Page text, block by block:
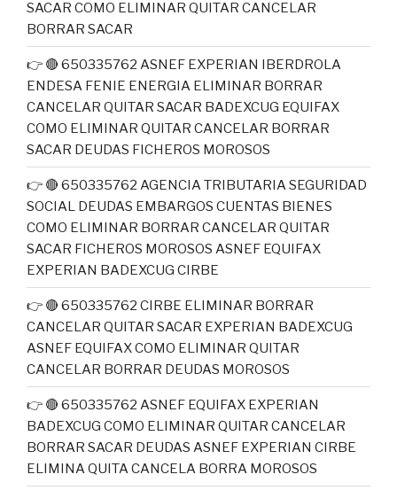
SACAR COMO ELIMINAR QUITAR CANCELAR
BORRAR SACAR
👉 🔴 650335762 ASNEF EXPERIAN IBERDROLA
ENDESA FENIE ENERGIA ELIMINAR BORRAR
CANCELAR QUITAR SACAR BADEXCUG EQUIFAX
COMO ELIMINAR QUITAR CANCELAR BORRAR
SACAR DEUDAS FICHEROS MOROSOS
👉 🔴 650335762 AGENCIA TRIBUTARIA SEGURIDAD
SOCIAL DEUDAS EMBARGOS CUENTAS BIENES
COMO ELIMINAR BORRAR CANCELAR QUITAR
SACAR FICHEROS MOROSOS ASNEF EQUIFAX
EXPERIAN BADEXCUG CIRBE
👉 🔴 650335762 CIRBE ELIMINAR BORRAR
CANCELAR QUITAR SACAR EXPERIAN BADEXCUG
ASNEF EQUIFAX COMO ELIMINAR QUITAR
CANCELAR BORRAR DEUDAS MOROSOS
👉 🔴 650335762 ASNEF EQUIFAX EXPERIAN
BADEXCUG COMO ELIMINAR QUITAR CANCELAR
BORRAR SACAR DEUDAS ASNEF EXPERIAN CIRBE
ELIMINA QUITA CANCELA BORRA MOROSOS